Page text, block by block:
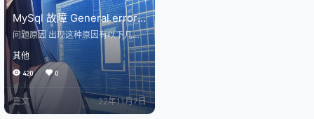
MySql 故障 General error:
145 Table ‘./***’ is marked
as crashed and should be
repaired 解决方案
问题原因 出现这种原因有以下几种
1、MySQL数据库因为突然性断电
或者服务器重启、数据库提供服务
时对表进行了其他的操作 2、频繁查
询和更新所导致的索引错误 使用面
板的也可能是因为面板升级、重启
所导致的 修复方案 首先请一定要备
份好数据库！！！！ 首先请一定要
其他
420 0
嘉文 22年11月7日